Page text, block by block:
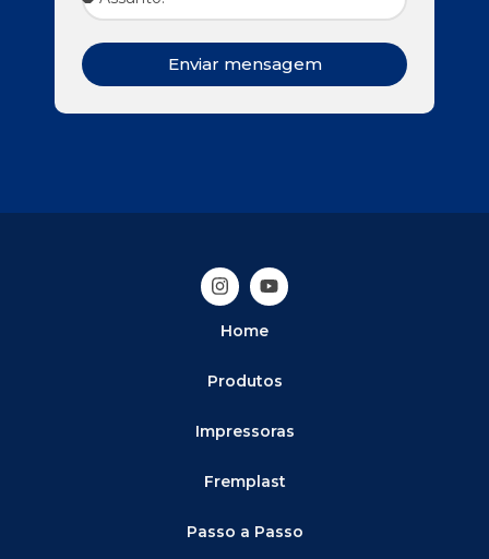
Enviar mensagem
Home
Produtos
Impressoras
Fremplast
Passo a Passo